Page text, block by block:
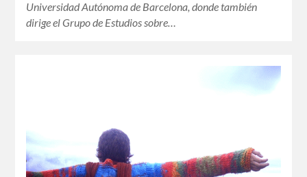
Universidad Autónoma de Barcelona, donde también
dirige el Grupo de Estudios sobre…